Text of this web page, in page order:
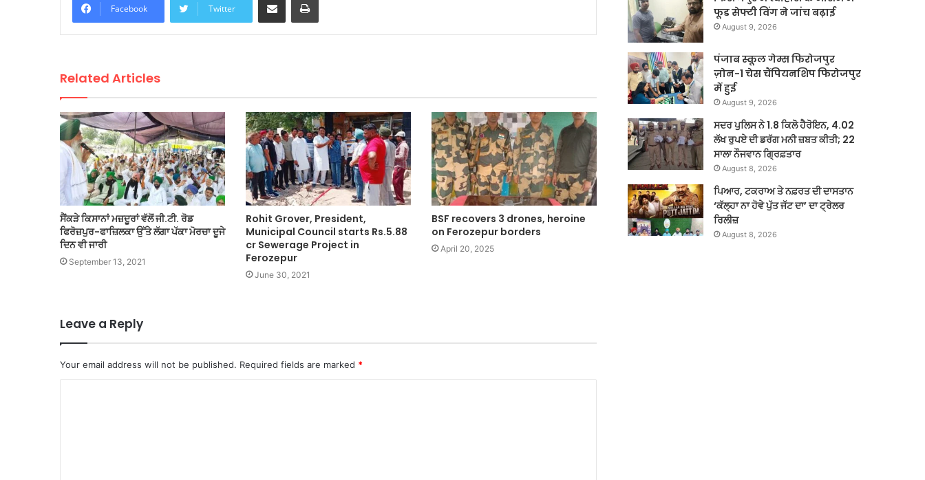
Facebook Twitter
Related Articles
ਸੈਂਕੜੇ ਕਿਸਾਨਾਂ ਮਜ਼ਦੂਰਾਂ ਵੱਲੋਂ ਜੀ.ਟੀ. ਰੋਡ
ਫਿਰੋਜ਼ਪੁਰ-ਫਾਜ਼ਿਲਕਾ ਉੱਤੇ ਲੱਗਾ ਪੱਕਾ ਮੋਰਚਾ ਦੂਜੇ
ਦਿਨ ਵੀ ਜਾਰੀ
September 13, 2021
Rohit Grover, President,
Municipal Council starts Rs.5.88
cr Sewerage Project in
Ferozepur
June 30, 2021
BSF recovers 3 drones, heroine
on Ferozepur borders
April 20, 2025
Leave a Reply
Your email address will not be published. Required fields are marked *
फूड सेफ्टी विंग ने जांच बढ़ाई
August 9, 2026
पंजाब स्कूल गेम्स फिरोजपुर
ज़ोन-1 चेस चैंपियनशिप फिरोजपुर
में हुई
August 9, 2026
ਸਦਰ ਪੁਲਿਸ ਨੇ 1.8 ਕਿਲੋ ਹੈਰੋਇਨ, 4.02
ਲੱਖ ਰੁਪਏ ਦੀ ਡਰੱਗ ਮਨੀ ਜ਼ਬਤ ਕੀਤੀ; 22
ਸਾਲਾ ਨੌਜਵਾਨ ਗ੍ਰਿਫ਼ਤਾਰ
August 8, 2026
ਪਿਆਰ, ਟਕਰਾਅ ਤੇ ਨਫ਼ਰਤ ਦੀ ਦਾਸਤਾਨ
‘ਕੱਲ੍ਹਾ ਨਾ ਹੋਵੇ ਪੁੱਤ ਜੱਟ ਦਾ’ ਦਾ ਟ੍ਰੇਲਰ
ਰਿਲੀਜ਼
August 8, 2026